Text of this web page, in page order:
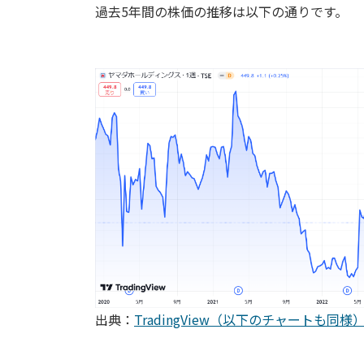
過去5年間の株価の推移は以下の通りです。
出典： TradingView（以下のチャートも同様